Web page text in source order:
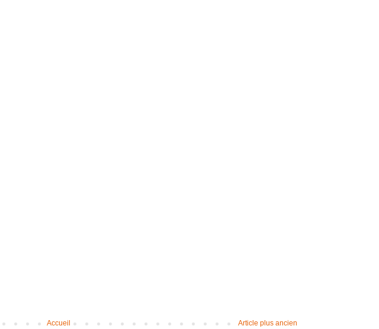
Article plus ancien
Accueil